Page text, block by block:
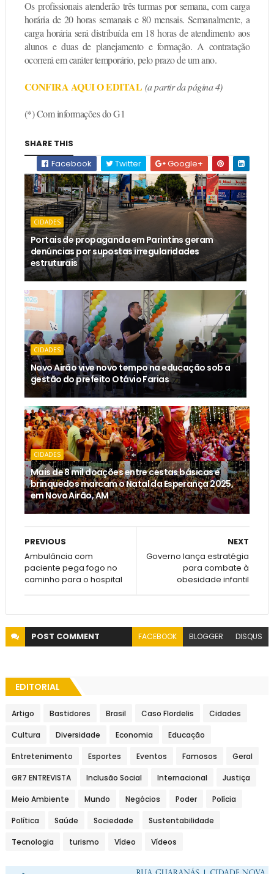
Os profissionais atenderão três turmas por semana, com carga
horária de 20 horas semanais e 80 mensais. Semanalmente, a
carga horária será distribuída em 18 horas de atendimento aos
alunos e duas de planejamento e formação. A contratação
ocorrerá em caráter temporário, pelo prazo de um ano.
CONFIRA AQUI O EDITAL (a partir da página 4)
(*) Com informações do G1
SHARE THIS
Facebook
Twitter Google+
CIDADES
Portais de propaganda em Parintins geram
denúncias por supostas irregularidades
estruturais
CIDADES
Novo Airão vive novo tempo na educação sob a
gestão do prefeito Otávio Farias
CIDADES
Mais de 8 mil doações entre cestas básicas e
brinquedos marcam o Natal da Esperança 2025,
em Novo Airão, AM
NEXT
Governo lança estratégia
para combate à
obesidade infantil
PREVIOUS
Ambulância com
paciente pega fogo no
caminho para o hospital
POST COMMENT FACEBOOK BLOGGER DISQUS
EDITORIAL
Artigo Bastidores Brasil Caso Flordelis Cidades
Cultura Diversidade Economia Educação
Entretenimento Esportes Eventos Famosos Geral
GR7 ENTREVISTA Inclusão Social Internacional Justiça
Meio Ambiente Mundo Negócios Poder Polícia
Política Saúde Sociedade Sustentabilidade
Tecnologia turismo Vídeo Vídeos